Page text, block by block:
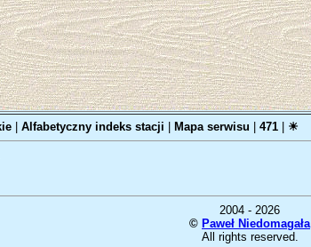
| Alfabetyczny indeks stacji Mapa serwisu 471| ☀
2004 - 2026
© Paweł Niedomagała
All rights reserved.